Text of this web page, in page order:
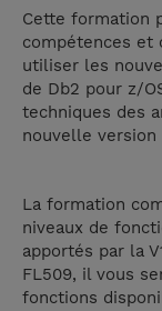
Cette formation
compétences et
utiliser les
de Db2 pour z/
techniques des
nouvelle version
La formation
niveaux de
apportés par la
FL509, il vous
fonctions